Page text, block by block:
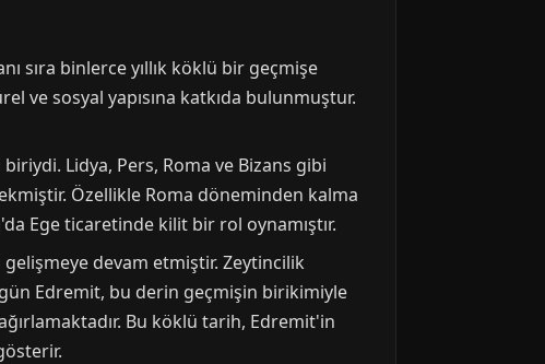
sıra binlerce yıllık köklü bir geçmişe
ve sosyal yapısına katkıda bulunmuştur.
Lidya, Pers, Roma ve Bizans gibi
Özellikle Roma döneminden kalma
Ege ticaretinde kilit bir rol oynamıştır.
devam etmiştir. Zeytincilik
Edremit, bu derin geçmişin birikimiyle
Bu köklü tarih, Edremit'in